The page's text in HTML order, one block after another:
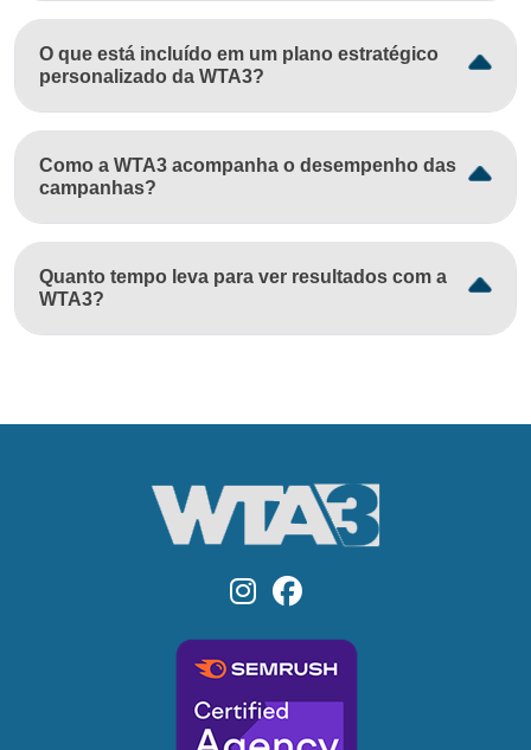
O que está incluído em um plano estratégico
personalizado da WTA3?
Como a WTA3 acompanha o desempenho das
campanhas?
Quanto tempo leva para ver resultados com a
WTA3?